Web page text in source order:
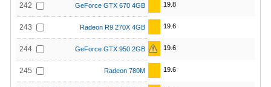
242 GeForce GTX 670 4GB 19.8
243 Radeon R9 270X 4GB 19.6
244 GeForce GTX 950 2GB 19.6
245 Radeon 780M 19.6